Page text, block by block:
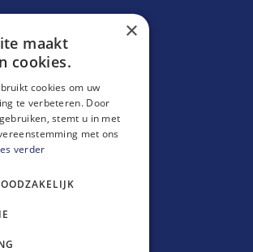
×
maakt
cookies.
cookies om uw
te verbeteren. Door
stemt u in met
met ons
verder